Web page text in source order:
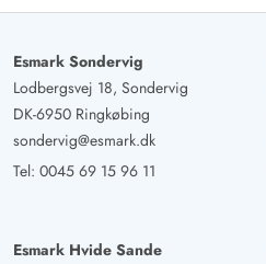
Esmark Sondervig
Lodbergsvej 18, Sondervig
DK-6950 Ringkøbing
sondervig@esmark.dk
Tel: 0045 69 15 96 11
Esmark Hvide Sande